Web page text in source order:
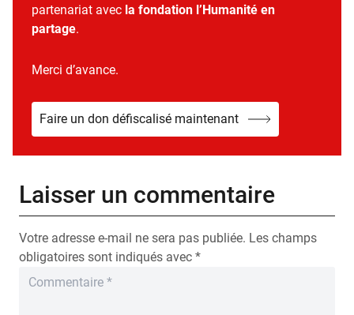
partenariat avec la fondation l’Humanité en
partage.
Merci d’avance.
Faire un don défiscalisé maintenant
Laisser un commentaire
Votre adresse e-mail ne sera pas publiée. Les champs
obligatoires sont indiqués avec *